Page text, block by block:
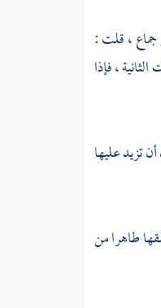
، قلت :
، فإذا
تزيد عليها
طاهرا من